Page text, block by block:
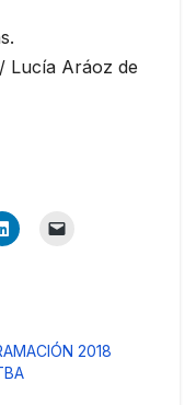
Lucía Aráoz de
2018